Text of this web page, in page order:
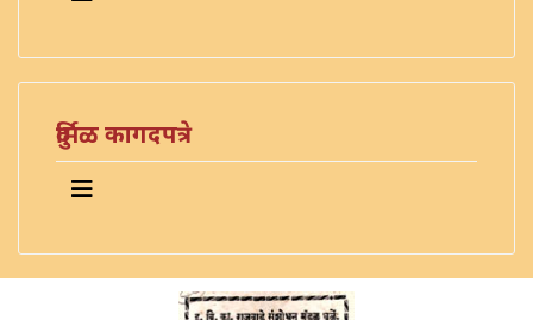
दुर्मिळ कागदपत्रे